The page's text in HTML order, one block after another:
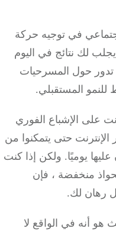
في توجيه حركة
لك نتائج في اليوم
حول المسرحيات
المستقبلي.
الإشباع الفوري
حتى يتمكنوا من
ولكن إذا كنت
منخفضة ، فإن
لك.
في الواقع لا